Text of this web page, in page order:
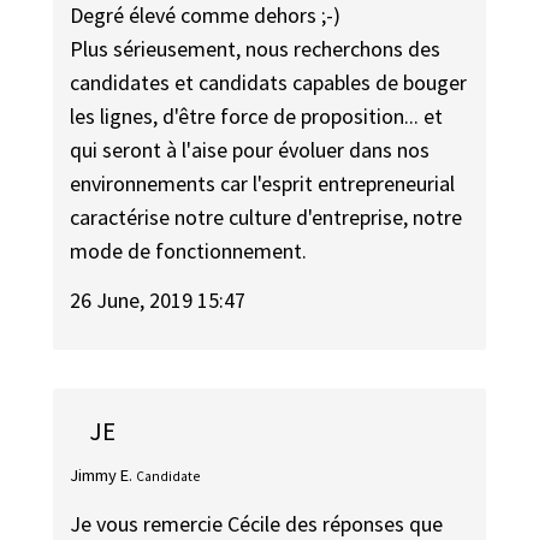
Degré élevé comme dehors ;-)
Plus sérieusement, nous recherchons des
candidates et candidats capables de bouger
les lignes, d'être force de proposition... et
qui seront à l'aise pour évoluer dans nos
environnements car l'esprit entrepreneurial
caractérise notre culture d'entreprise, notre
mode de fonctionnement.
26 June, 2019 15:47
JE
Jimmy E. Candidate
Je vous remercie Cécile des réponses que